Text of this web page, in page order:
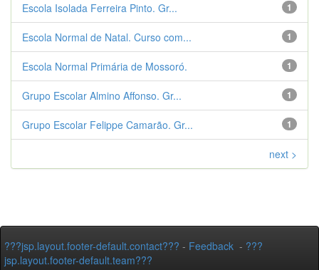
1
Escola Isolada Ferreira Pinto. Gr...
1
Escola Normal de Natal. Curso com...
1
Escola Normal Primária de Mossoró.
1
Grupo Escolar Almino Affonso. Gr...
1
Grupo Escolar Felippe Camarão. Gr...
next >
???jsp.layout.footer-default.contact??? - Feedback - ???
jsp.layout.footer-default.team???